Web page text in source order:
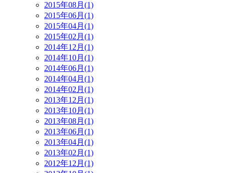
2015年08月(1)
2015年06月(1)
2015年04月(1)
2015年02月(1)
2014年12月(1)
2014年10月(1)
2014年06月(1)
2014年04月(1)
2014年02月(1)
2013年12月(1)
2013年10月(1)
2013年08月(1)
2013年06月(1)
2013年04月(1)
2013年02月(1)
2012年12月(1)